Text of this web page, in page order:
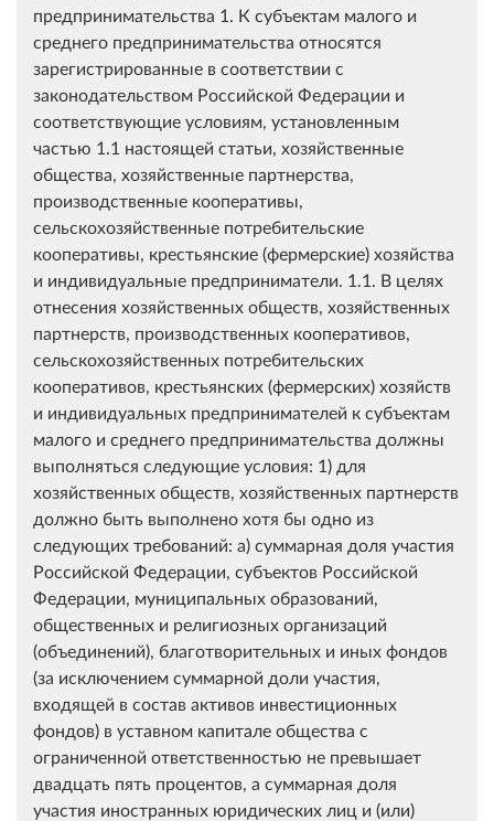
предпринимательства 1. К субъектам малого и
среднего предпринимательства относятся
зарегистрированные в соответствии с
законодательством Российской Федерации и
соответствующие условиям, установленным
частью 1.1 настоящей статьи, хозяйственные
общества, хозяйственные партнерства,
производственные кооперативы,
сельскохозяйственные потребительские
кооперативы, крестьянские (фермерские) хозяйства
и индивидуальные предприниматели. 1.1. В целях
отнесения хозяйственных обществ, хозяйственных
партнерств, производственных кооперативов,
сельскохозяйственных потребительских
кооперативов, крестьянских (фермерских) хозяйств
и индивидуальных предпринимателей к субъектам
малого и среднего предпринимательства должны
выполняться следующие условия: 1) для
хозяйственных обществ, хозяйственных партнерств
должно быть выполнено хотя бы одно из
следующих требований: а) суммарная доля участия
Российской Федерации, субъектов Российской
Федерации, муниципальных образований,
общественных и религиозных организаций
(объединений), благотворительных и иных фондов
(за исключением суммарной доли участия,
входящей в состав активов инвестиционных
фондов) в уставном капитале общества с
ограниченной ответственностью не превышает
двадцать пять процентов, а суммарная доля
участия иностранных юридических лиц и (или)